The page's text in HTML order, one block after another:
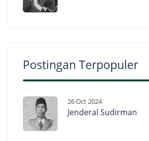
Postingan Terpopuler
26 Oct 2024
Jenderal Sudirman